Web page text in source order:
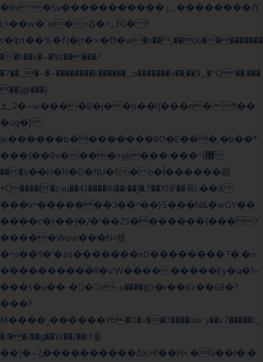
�9x^�Su�����������ۏ_��������JY
L>��w�ˋoi�={$�>_fG� ?
s�Ipt��%�f{�|t�>:�ϴ�w�n��,��ûo���������
��h��x�~�Nz�����/
�7��_�~�~��������E������_o�������v��;��9_�^Q^��:���
��]@���}
ݏ_ʡ�~w����B�j��b��l{���n�;Ϯ��
�uq�}
ֲw������b��������8O�E���,�b��*
���{��8v����+@���:���^)޾
���y��H�N�O�ףU�5� o�Ȉ������廻
+C����ŧ�cyu��4}����8{��r��]�,?��XNF��푺L��X
���v^�������כ��^��}5���N&�wGY��
����c�}��{�/�'��ZS�������{���?
�����Wow���N>糙
�^o��ߞ�'�zo�������xO��������7�.�o
����������R�v'W���������Ey�q�1~
���t�u��-�� o~u����{|ח֧�r��6z��68�?
���?
M����ݫ������Yb�O�v��D����ûw˯y��x7�����I_
�/��/��g��W��/��r?쵷
��]�~7߽����������Δ3;>R��H>,�G��ו�:�